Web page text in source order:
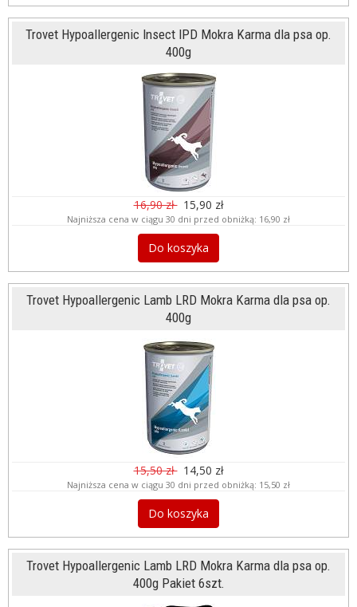
Trovet Hypoallergenic Insect IPD Mokra Karma dla psa op.
400g
16,90 zł 15,90 zł
Najniższa cena w ciągu 30 dni przed obniżką: 16,90 zł
Do koszyka
Trovet Hypoallergenic Lamb LRD Mokra Karma dla psa op.
400g
15,50 zł 14,50 zł
Najniższa cena w ciągu 30 dni przed obniżką: 15,50 zł
Do koszyka
Trovet Hypoallergenic Lamb LRD Mokra Karma dla psa op.
400g Pakiet 6szt.